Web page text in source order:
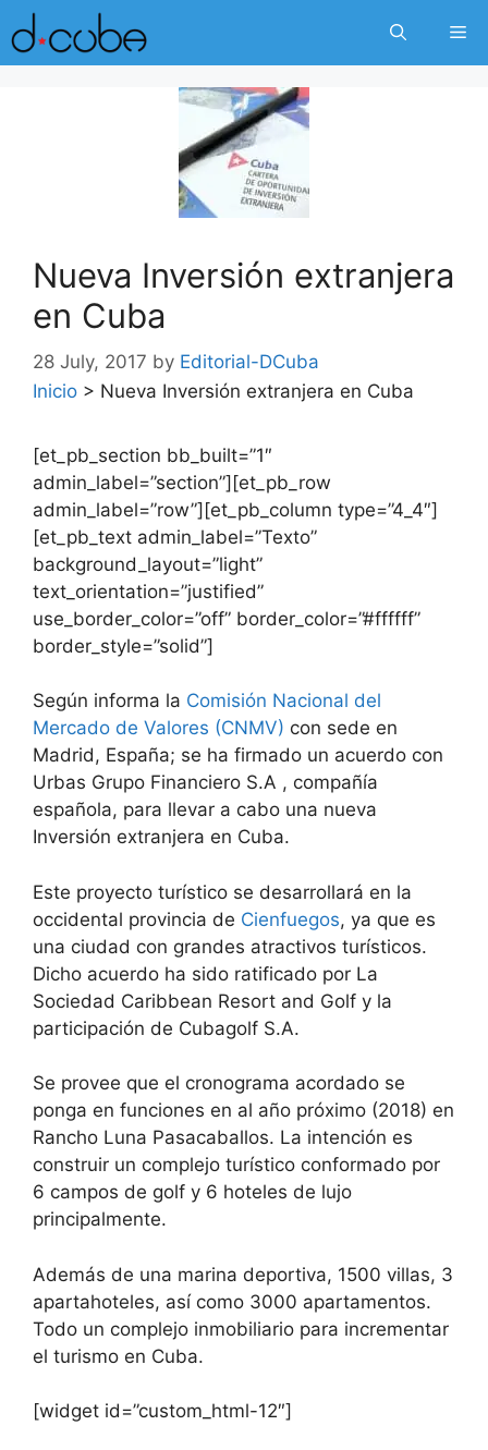
Skip
to
content
Nueva Inversión extranjera
en Cuba
28 July, 2017 by Editorial-DCuba
Inicio > Nueva Inversión extranjera en Cuba
[et_pb_section bb_built=”1″
admin_label=”section”][et_pb_row
admin_label=”row”][et_pb_column type=”4_4″]
[et_pb_text admin_label=”Texto”
background_layout=”light”
text_orientation=”justified”
use_border_color=”off” border_color=”#ffffff”
border_style=”solid”]
Según informa la Comisión Nacional del
Mercado de Valores (CNMV) con sede en
Madrid, España; se ha firmado un acuerdo con
Urbas Grupo Financiero S.A , compañía
española, para llevar a cabo una nueva
Inversión extranjera en Cuba.
Este proyecto turístico se desarrollará en la
occidental provincia de Cienfuegos, ya que es
una ciudad con grandes atractivos turísticos.
Dicho acuerdo ha sido ratificado por La
Sociedad Caribbean Resort and Golf y la
participación de Cubagolf S.A.
Se provee que el cronograma acordado se
ponga en funciones en al año próximo (2018) en
Rancho Luna Pasacaballos. La intención es
construir un complejo turístico conformado por
6 campos de golf y 6 hoteles de lujo
principalmente.
Además de una marina deportiva, 1500 villas, 3
apartahoteles, así como 3000 apartamentos.
Todo un complejo inmobiliario para incrementar
el turismo en Cuba.
[widget id=”custom_html-12″]